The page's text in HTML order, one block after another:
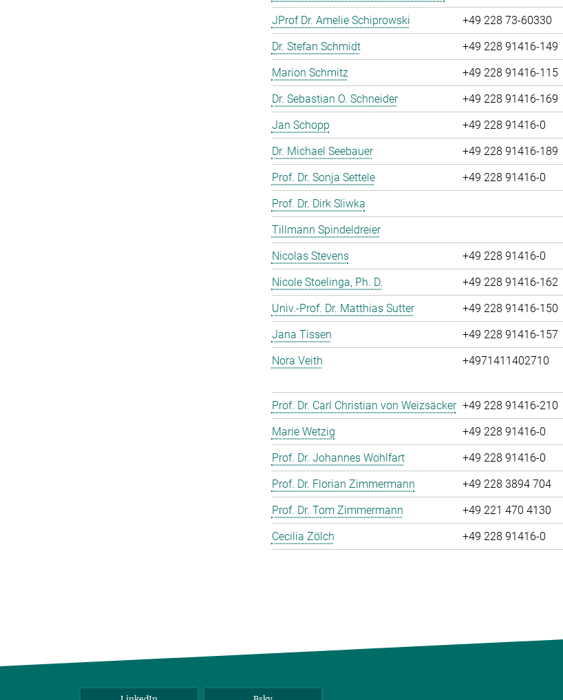
JProf Dr. Amelie Schiprowski
+49 228 73-60330
Dr. Stefan Schmidt
+49 228 91416-149
Marion Schmitz
+49 228 91416-115
Dr. Sebastian O. Schneider
+49 228 91416-169
Jan Schopp
+49 228 91416-0
Dr. Michael Seebauer
+49 228 91416-189
Prof. Dr. Sonja Settele
+49 228 91416-0
Prof. Dr. Dirk Sliwka
Tillmann Spindeldreier
Nicolas Stevens
+49 228 91416-0
Nicole Stoelinga, Ph. D.
+49 228 91416-162
Univ.-Prof. Dr. Matthias Sutter
+49 228 91416-150
Jana Tissen
+49 228 91416-157
Nora Veith
+4971411402710
Prof. Dr. Carl Christian von Weizsäcker +49 228 91416-210
Marie Wetzig
+49 228 91416-0
Prof. Dr. Johannes Wohlfart
+49 228 91416-0
Prof. Dr. Florian Zimmermann
+49 228 3894 704
Prof. Dr. Tom Zimmermann
+49 221 470 4130
Cecilia Zölch
+49 228 91416-0